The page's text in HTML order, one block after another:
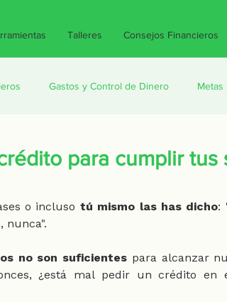
Talleres Consejos Financieros
Gastos y Control de Dinero Metas
para cumplir tus
o incluso tú mismo las has dicho:
nunca".
no son suficientes para alcanzar
¿está mal pedir un crédito en